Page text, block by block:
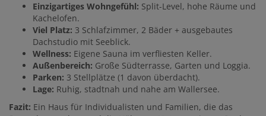
Einzigartiges Wohngefühl: Split-Level, hohe Räume und
Kachelofen.
Viel Platz: 3 Schlafzimmer, 2 Bäder + ausgebautes
Dachstudio mit Seeblick.
Wellness: Eigene Sauna im verfliesten Keller.
Außenbereich: Große Südterrasse, Garten und Loggia.
Parken: 3 Stellplätze (1 davon überdacht).
Lage: Ruhig, stadtnah und nahe am Wallersee.
Fazit: Ein Haus für Individualisten und Familien, die das